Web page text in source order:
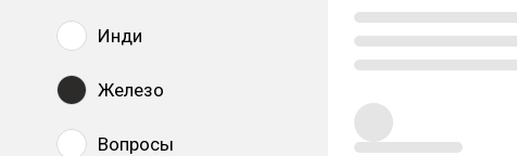
Инди
Железо
Вопросы